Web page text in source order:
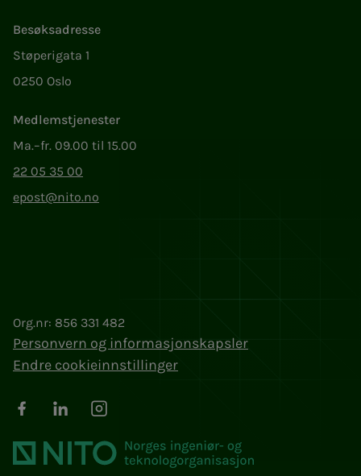
Besøksadresse
Støperigata 1
0250 Oslo
Medlemstjenester
Ma.–fr. 09.00 til 15.00
22 05 35 00
epost@nito.no
Org.nr: 856 331 482
Personvern og informasjonskapsler
Endre cookieinnstillinger
FacebookLinkedInInstagram